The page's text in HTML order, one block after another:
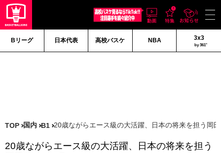
Bリーグ 日本代表 高校バスケ NBA 3x3
by 361°
TOP 国内 B1 20歳ながらエース級の大活躍、日本の将来を担う岡
20歳ながらエース級の大活躍、日本の将来を担う